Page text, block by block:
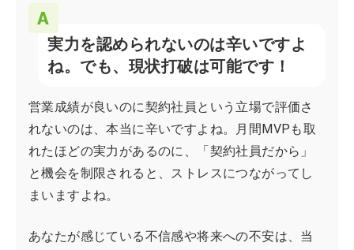
実力を認められないのは辛いですよ
ね。でも、現状打破は可能です！
営業成績が良いのに契約社員という立場で評価さ
れないのは、本当に辛いですよね。月間MVPも取
れたほどの実力があるのに、「契約社員だから」
と機会を制限されると、ストレスにつながってし
まいますよね。
あなたが感じている不信感や将来への不安は、当